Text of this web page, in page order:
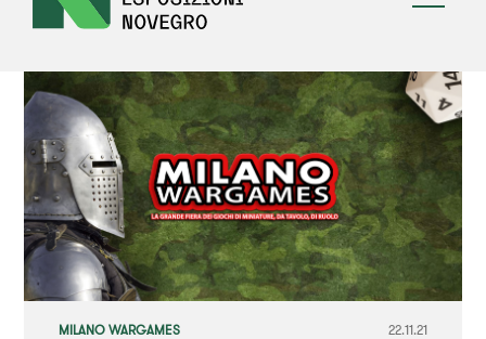
MILANO WARGAMES 22.11.21